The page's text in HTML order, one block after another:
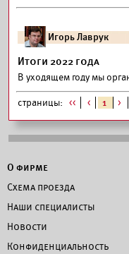
Игорь Лаврук
Итоги 2022 года
В уходящем году мы
страницы: << < 1 >
О фирме
Схема проезда
Наши специалисты
Новости
Конфиденциальность